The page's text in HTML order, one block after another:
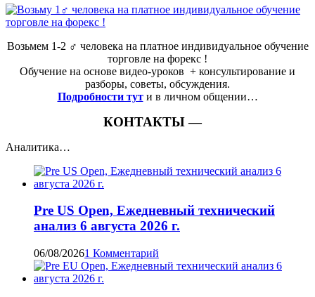
Возьмем 1-2 ‍♂️ человека на платное индивидуальное обучение
торговле на форекс !
Обучение на основе видео-уроков ️ + консультирование и
разборы, советы, обсуждения.
Подробности тут и в личном общении…
КОНТАКТЫ —
Аналитика…
Pre US Open, Ежедневный технический
анализ 6 августа 2026 г.
06/08/20261 Комментарий